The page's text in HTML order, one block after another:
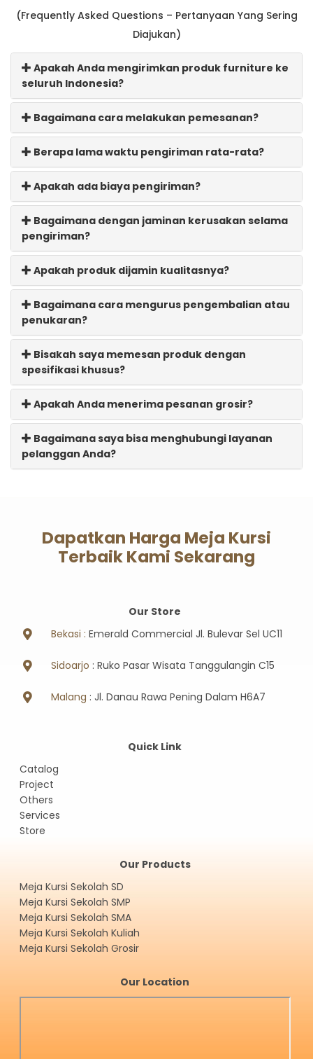
(Frequently Asked Questions – Pertanyaan Yang Sering
Diajukan)
Apakah Anda mengirimkan produk furniture ke
seluruh Indonesia?
Bagaimana cara melakukan pemesanan?
Berapa lama waktu pengiriman rata-rata?
Apakah ada biaya pengiriman?
Bagaimana dengan jaminan kerusakan selama
pengiriman?
Apakah produk dijamin kualitasnya?
Bagaimana cara mengurus pengembalian atau
penukaran?
Bisakah saya memesan produk dengan
spesifikasi khusus?
Apakah Anda menerima pesanan grosir?
Bagaimana saya bisa menghubungi layanan
pelanggan Anda?
Dapatkan Harga Meja Kursi
Terbaik Kami Sekarang
Our Store
Bekasi : Emerald Commercial Jl. Bulevar Sel UC11
Sidoarjo : Ruko Pasar Wisata Tanggulangin C15
Malang : Jl. Danau Rawa Pening Dalam H6A7
Quick Link
Catalog
Project
Others
Services
Store
Our Products
Meja Kursi Sekolah SD
Meja Kursi Sekolah SMP
Meja Kursi Sekolah SMA
Meja Kursi Sekolah Kuliah
Meja Kursi Sekolah Grosir
Our Location